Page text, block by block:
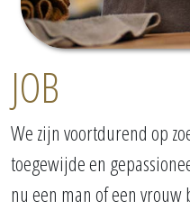
JOB
We zijn voortdurend op
toegewijde en
nu een man of een